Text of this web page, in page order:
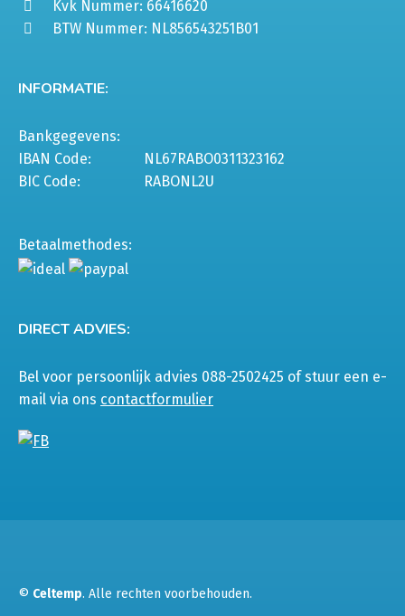
Kvk Nummer: 66416620
BTW Nummer: NL856543251B01
INFORMATIE:
Bankgegevens:
IBAN Code:
NL67RABO0311323162
BIC Code:
RABONL2U
Betaalmethodes:
DIRECT ADVIES:
Bel voor persoonlijk advies 088-2502425 of stuur een e-
mail via ons contactformulier
© Celtemp. Alle rechten voorbehouden.